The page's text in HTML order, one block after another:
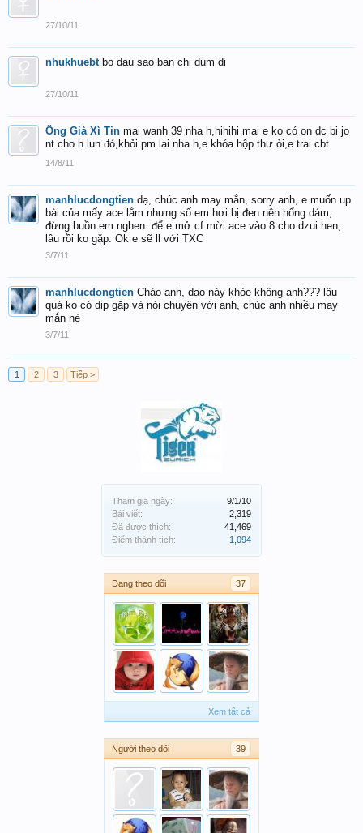
Tham gia ngày:
9/1/10
Bài viết:
2,319
Đã được thích:
41,469
Điểm thành tích:
1,094
Đang theo dõi 37
Xem tất cả
Người theo dõi 39
27/10/11
nhukhuebt bo dau sao ban chi dum di
27/10/11
Ông Già Xì Tin mai wanh 39 nha h,hihihi mai e ko có on dc bi jo
nt cho h lun đó,khỏi pm lại nha h,e khóa hộp thư òi,e trai cbt
14/8/11
manhlucdongtien dạ, chúc anh may mắn, sorry anh, e muốn up
bài của mấy ace lắm nhưng số em hơi bị đen nên hổng dám,
đừng buồn em nghen. để e mở cf mời ace vào 8 cho dzui hen,
lâu rồi ko gặp. Ok e sẽ ll với TXC
3/7/11
manhlucdongtien Chào anh, dạo này khỏe không anh??? lâu
quá ko có dịp gặp và nói chuyện với anh, chúc anh nhiều may
mắn nè
3/7/11
1 2 3 Tiếp >